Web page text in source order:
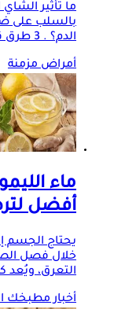
ما تأثير
بالسلب على
الدم؟ . 3 طرق قد يؤثر بها الشاي الأسود على ضغط الدم
أمراض مزمنة
ماء
أفضل
يحتاج الجسم
خلال فصل
التعرق، ويُعد
أخبار مطبخك